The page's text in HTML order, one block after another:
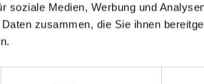
soziale Medien, Werbung und
zusammen, die Sie ihnen
Fonds FAQ